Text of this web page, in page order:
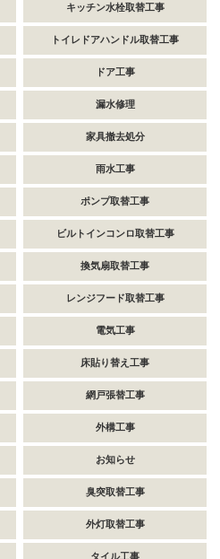
キッチン水栓取替工事
トイレドアハンドル取替工事
ドア工事
漏水修理
家具撤去処分
雨水工事
ポンプ取替工事
ビルトインコンロ取替工事
換気扇取替工事
レンジフード取替工事
電気工事
床貼り替え工事
網戸張替工事
外構工事
お知らせ
臭突取替工事
外灯取替工事
タイル工事